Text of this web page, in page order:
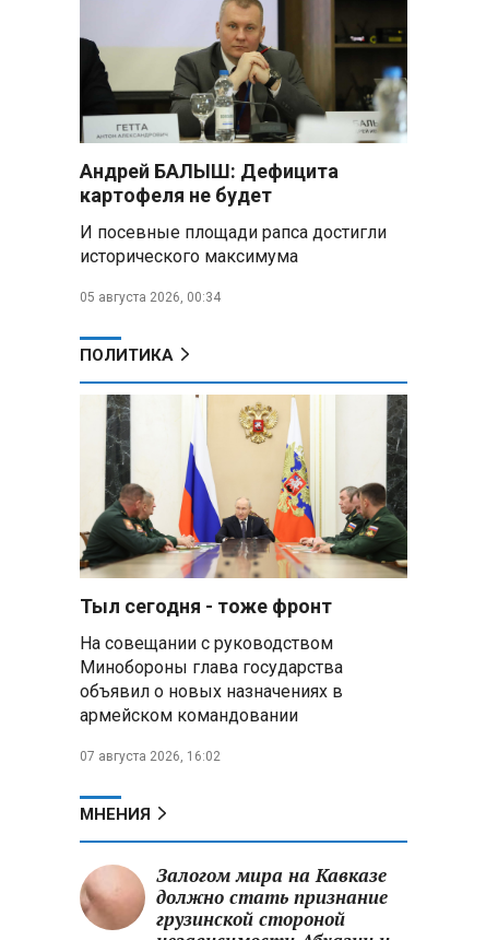
Александр Лукашенко о
торговых сетях: Почему к
сельчанам вышли только
единицы?
Премьер Литвы призвал не
пугать людей угрозой со
Александр Лукашенко
изготовленный по стандартам
В Белгородской области при
новых атаках ВСУ пострадали
еще четыре человека
Александр Лукашенко о
работе Белкоопсоюза: «Если это
так, это жуть»
Минск возглавил рейтинг
городов у российских туристов
Минобороны РФ: при
освобождении Анискино ВСУ
понесли большие потери, часть
военных сдалась в плен
Александр Лукашенко:
скупают пустующие дома в
Андрей БАЛЫШ: Дефицита
картофеля не будет
И посевные площади рапса достигли
исторического максимума
05 августа 2026, 00:34
ПОЛИТИКА
Тыл сегодня - тоже фронт
На совещании с руководством
Минобороны глава государства
объявил о новых назначениях в
армейском командовании
07 августа 2026, 16:02
МНЕНИЯ
Залогом мира на Кавказе
должно стать признание
грузинской стороной